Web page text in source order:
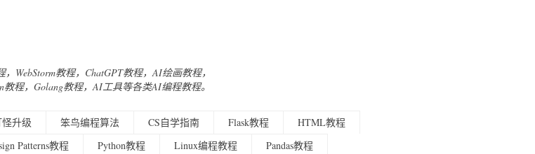
WebStorm教程，ChatGPT教程，AI绘画教程，
程，Golang教程，AI工具等各类AI编程教程。
升级 笨鸟编程算法 CS自学指南 Flask教程
HTML教程
Patterns教程 Python教程 Linux编程教程
Pandas教程